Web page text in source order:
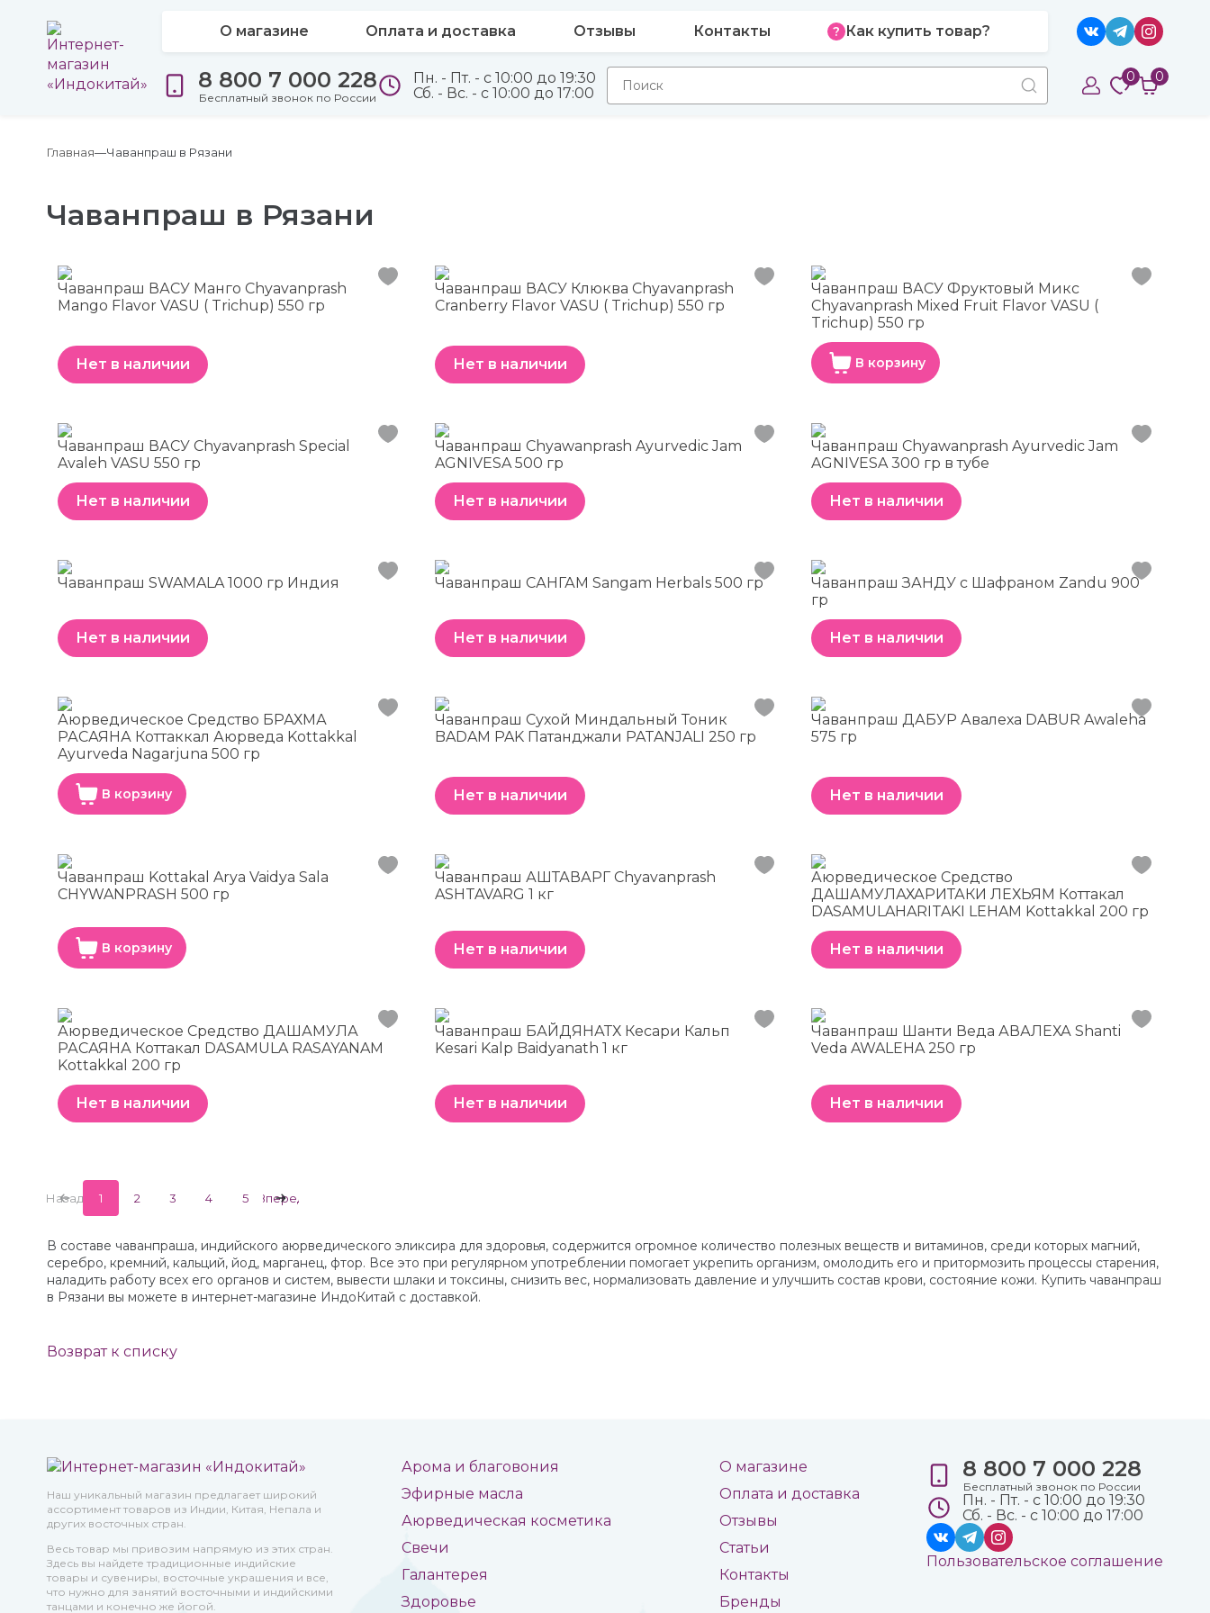
О магазине Оплата и доставка Отзывы Контакты Как купить товар?
8 800 7 000 228
Бесплатный звонок по России
Пн. - Пт. - с 10:00 до 19:30
Сб. - Вс. - с 10:00 до 17:00
0 0
Главная Чаванпраш в Рязани
Чаванпраш в Рязани
Чаванпраш ВАСУ Манго Chyavanprash
Mango Flavor VASU ( Trichup) 550 гр
Нет в наличии
Чаванпраш ВАСУ Клюква Chyavanprash
Cranberry Flavor VASU ( Trichup) 550 гр
Нет в наличии
Чаванпраш ВАСУ Фруктовый Микс
Chyavanprash Mixed Fruit Flavor VASU (
Trichup) 550 гр
В корзину
Чаванпраш ВАСУ Chyavanprash Special
Avaleh VASU 550 гр
Нет в наличии
Чаванпраш Chyawanprash Ayurvedic Jam
AGNIVESA 500 гр
Нет в наличии
Чаванпраш Chyawanprash Ayurvedic Jam
AGNIVESA 300 гр в тубе
Нет в наличии
Чаванпраш SWAMALA 1000 гр Индия
Нет в наличии
Чаванпраш САНГАМ Sangam Herbals 500 гр
Нет в наличии
Чаванпраш ЗАНДУ с Шафраном Zandu 900
гр
Нет в наличии
Аюрведическое Средство БРАХМА
РАСАЯНА Коттаккал Аюрведа Kottakkal
Ayurveda Nagarjuna 500 гр
В корзину
Чаванпраш Сухой Миндальный Тоник
BADAM PAK Патанджали PATANJALI 250 гр
Нет в наличии
Чаванпраш ДАБУР Авалеха DABUR Awaleha
575 гр
Нет в наличии
Чаванпраш Kottakal Arya Vaidya Sala
CHYWANPRASH 500 гр
В корзину
Чаванпраш АШТАВАРГ Chyavanprash
ASHTAVARG 1 кг
Нет в наличии
Аюрведическое Средство
ДАШАМУЛАХАРИТАКИ ЛЕХЬЯМ Коттакал
DASAMULAHARITAKI LEHAM Kottakkal 200 гр
Нет в наличии
Аюрведическое Средство ДАШАМУЛА
РАСАЯНА Коттакал DASAMULA RASAYANAM
Kottakkal 200 гр
Нет в наличии
Чаванпраш БАЙДЯНАТХ Кесари Кальп
Kesari Kalp Baidyanath 1 кг
Нет в наличии
Чаванпраш Шанти Веда АВАЛЕХА Shanti
Veda AWALEHA 250 гр
Нет в наличии
Назад 1 2 3 4 5 Вперед
В составе чаванпраша, индийского аюрведического эликсира для здоровья, содержится огромное количество полезных веществ и витаминов, среди которых магний,
серебро, кремний, кальций, йод, марганец, фтор. Все это при регулярном употреблении помогает укрепить организм, омолодить его и притормозить процессы старения,
наладить работу всех его органов и систем, вывести шлаки и токсины, снизить вес, нормализовать давление и улучшить состав крови, состояние кожи. Купить чаванпраш
в Рязани вы можете в интернет-магазине ИндоКитай с доставкой.
Возврат к списку
Наш уникальный магазин предлагает широкий
ассортимент товаров из Индии, Китая, Непала и
других восточных стран.
Весь товар мы привозим напрямую из этих стран.
Здесь вы найдете традиционные индийские
товары и сувениры, восточные украшения и все,
что нужно для занятий восточными и индийскими
танцами и конечно же йогой.
Арома и благовония
Эфирные масла
Аюрведическая косметика
Свечи
Галантерея
Здоровье
О магазине
Оплата и доставка
Отзывы
Статьи
Контакты
Бренды
8 800 7 000 228
Бесплатный звонок по России
Пн. - Пт. - с 10:00 до 19:30
Сб. - Вс. - с 10:00 до 17:00
Пользовательское соглашение